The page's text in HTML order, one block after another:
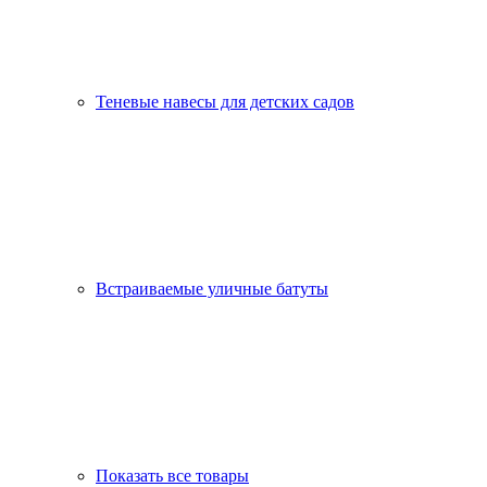
Теневые навесы для детских садов
Встраиваемые уличные батуты
Показать все товары